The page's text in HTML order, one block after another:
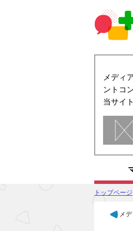
メディ
ントコ
当サイ
トップページ
メ